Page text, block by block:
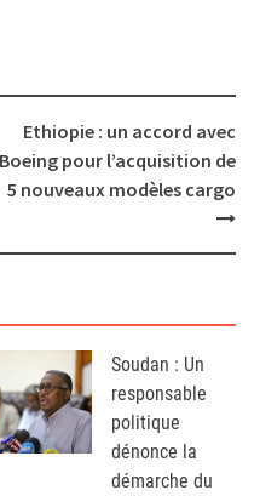
Ethiopie : un accord avec
Boeing pour l’acquisition de
5 nouveaux modèles cargo
Soudan : Un
responsable
politique
dénonce la
démarche du